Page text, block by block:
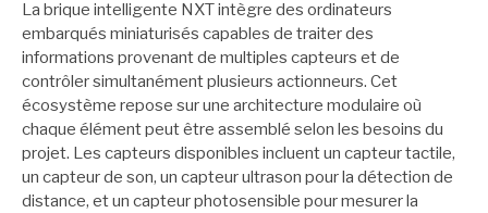
La brique intelligente NXT intègre des ordinateurs
embarqués miniaturisés capables de traiter des
informations provenant de multiples capteurs et de
contrôler simultanément plusieurs actionneurs. Cet
écosystème repose sur une architecture modulaire où
chaque élément peut être assemblé selon les besoins du
projet. Les capteurs disponibles incluent un capteur tactile,
un capteur de son, un capteur ultrason pour la détection de
distance, et un capteur photosensible pour mesurer la